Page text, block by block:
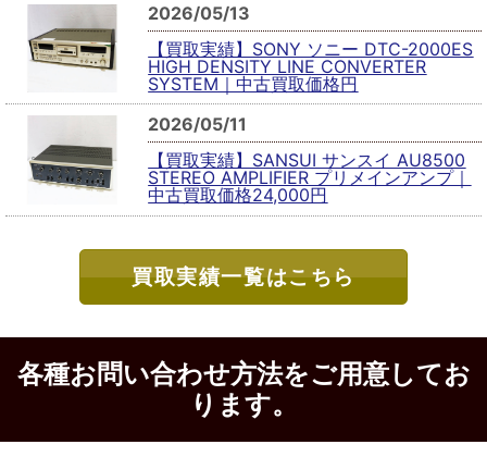
2026/05/13
【買取実績】SONY ソニー DTC-2000ES
HIGH DENSITY LINE CONVERTER
SYSTEM｜中古買取価格円
2026/05/11
【買取実績】SANSUI サンスイ AU8500
STEREO AMPLIFIER プリメインアンプ｜
中古買取価格24,000円
買取実績一覧はこちら
各種お問い合わせ方法をご用意してお
ります。